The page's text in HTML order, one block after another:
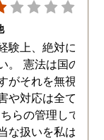
験上、絶対にお勧
。 憲法は国の最
がそれを無視した
や対応は全て違法
らの管理してい
な扱いを私は受け